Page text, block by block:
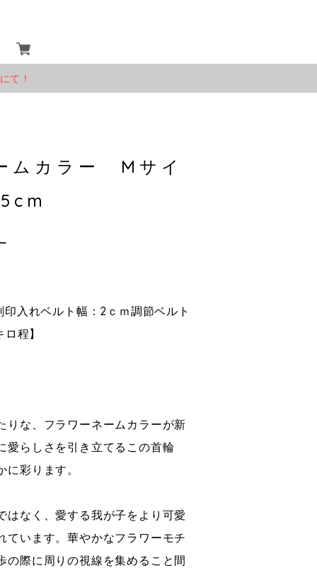
て！
ムカラー Mサイ
入れベルト幅：2ｃｍ調節ベルト
ロ程】
りな、フラワーネームカラーが新
愛らしさを引き立てるこの首輪
彩ります。
はなく、愛する我が子をより可愛
ています。華やかなフラワーモチ
の際に周りの視線を集めること間